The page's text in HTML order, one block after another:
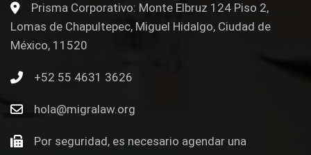
Prisma Corporativo: Monte Elbruz 124 Piso 2,
Lomas de Chapultepec, Miguel Hidalgo, Ciudad de
México, 11520
+52 55 4631 3626
hola@migralaw.org
Por seguridad, es necesario agendar una